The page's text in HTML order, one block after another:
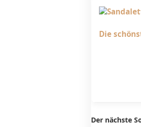
Die
Der nächste